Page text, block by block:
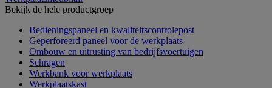
Bekijk de hele productgroep
Bedieningspaneel en kwaliteitscontrolepost
Geperforeerd paneel voor de werkplaats
Ombouw en uitrusting van bedrijfsvoertuigen
Schragen
Werkbank voor werkplaats
Werkplaatskast